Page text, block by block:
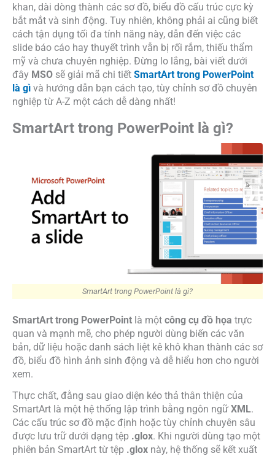
khan, dài dòng thành các sơ đồ, biểu đồ cấu trúc cực kỳ
bắt mắt và sinh động. Tuy nhiên, không phải ai cũng biết
cách tận dụng tối đa tính năng này, dẫn đến việc các
slide báo cáo hay thuyết trình vẫn bị rối rắm, thiếu thẩm
mỹ và chưa chuyên nghiệp. Đừng lo lắng, bài viết dưới
đây MSO sẽ giải mã chi tiết SmartArt trong PowerPoint
là gì và hướng dẫn bạn cách tạo, tùy chỉnh sơ đồ chuyên
nghiệp từ A-Z một cách dễ dàng nhất!
SmartArt trong PowerPoint là gì?
SmartArt trong PowerPoint là gì?
SmartArt trong PowerPoint là một công cụ đồ họa trực
quan và mạnh mẽ, cho phép người dùng biến các văn
bản, dữ liệu hoặc danh sách liệt kê khô khan thành các sơ
đồ, biểu đồ hình ảnh sinh động và dễ hiểu hơn cho người
xem.
Thực chất, đằng sau giao diện kéo thả thân thiện của
SmartArt là một hệ thống lập trình bằng ngôn ngữ XML.
Các cấu trúc sơ đồ mặc định hoặc tùy chỉnh chuyên sâu
được lưu trữ dưới dạng tệp .glox. Khi người dùng tạo một
phiên bản SmartArt từ tệp .glox này, hệ thống sẽ kết xuất